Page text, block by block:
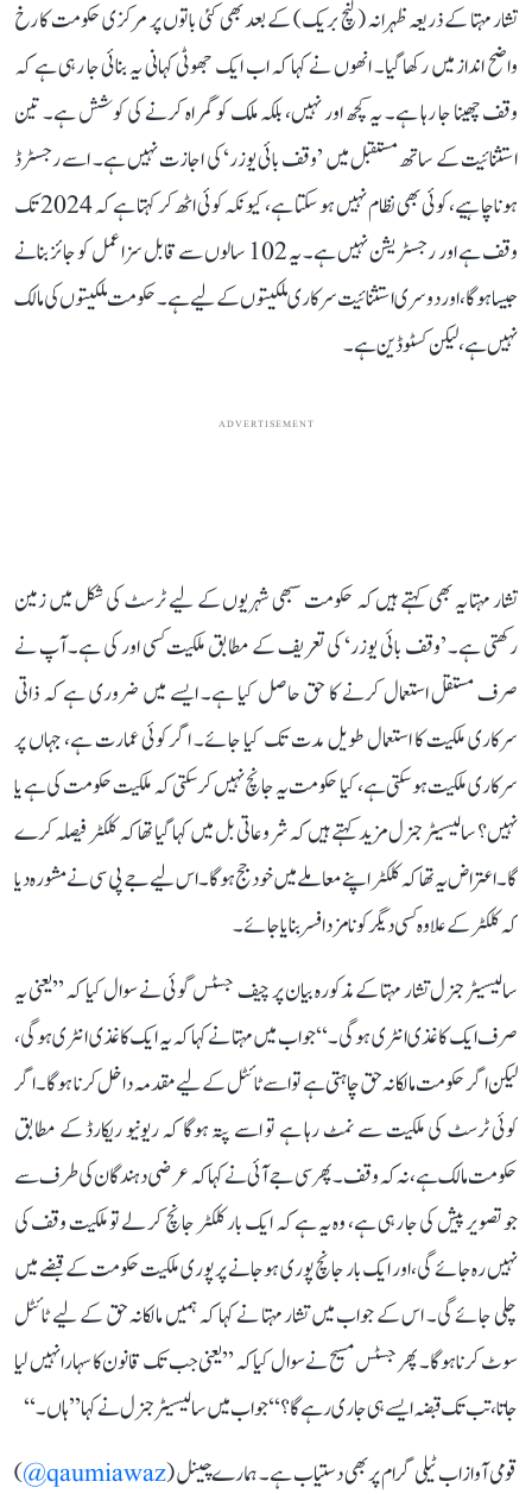
تشار مہتا کے ذریعہ ظہرانہ (لنچ بریک) کے بعد بھی کئی باتوں پر مرکزی حکومت کا رخ
واضح انداز میں رکھا گیا۔ انھوں نے کہا کہ اب ایک جھوٹی کہانی یہ بنائی جا رہی ہے کہ
وقف چھینا جا رہا ہے۔ یہ کچھ اور نہیں، بلکہ ملک کو گمراہ کرنے کی کوشش ہے۔ تین
استثنائیت کے ساتھ مستقبل میں ’وقف بائی یوزر‘ کی اجازت نہیں ہے۔ اسے رجسٹرڈ
ہونا چاہیے، کوئی بھی نظام نہیں ہو سکتا ہے، کیونکہ کوئی اٹھ کر کہتا ہے کہ 2024 تک
وقف ہے اور رجسٹریشن نہیں ہے۔ یہ 102 سالوں سے قابل سزا عمل کو جائز بنانے
جیسا ہوگا، اور دوسری استثنائیت سرکاری ملکیتوں کے لیے ہے۔ حکومت ملکیتوں کی مالک
نہیں ہے، لیکن کسٹوڈین ہے۔
ADVERTISEMENT
تشار مہتا یہ بھی کہتے ہیں کہ حکومت سبھی شہریوں کے لیے ٹرسٹ کی شکل میں زمین
رکھتی ہے۔ ’وقف بائی یوزر‘ کی تعریف کے مطابق ملکیت کسی اور کی ہے۔ آپ نے
صرف مستقل استعمال کرنے کا حق حاصل کیا ہے۔ ایسے میں ضروری ہے کہ ذاتی
سرکاری ملکیت کا استعمال طویل مدت تک کیا جائے۔ اگر کوئی عمارت ہے، جہاں پر
سرکاری ملکیت ہو سکتی ہے، کیا حکومت یہ جانچ نہیں کر سکتی کہ ملکیت حکومت کی ہے یا
نہیں؟ سالیسیٹر جنرل مزید کہتے ہیں کہ شروعاتی بل میں کہا گیا تھا کہ کلکٹر فیصلہ کرے
گا۔ اعتراض یہ تھا کہ کلکٹر اپنے معاملے میں خود جج ہوگا۔ اس لیے جے پی سی نے مشورہ دیا
کہ کلکٹر کے علاوہ کسی دیگر کو نامزد افسر بنایا جائے۔
سالیسیٹر جنرل تشار مہتا کے مذکورہ بیان پر چیف جسٹس گوئی نے سوال کیا کہ ’’یعنی یہ
صرف ایک کاغذی انٹری ہوگی۔‘‘ جواب میں مہتا نے کہا کہ یہ ایک کاغذی انٹری ہوگی،
لیکن اگر حکومت مالکانہ حق چاہتی ہے تو اسے ٹائٹل کے لیے مقدمہ داخل کرنا ہوگا۔ اگر
کوئی ٹرسٹ کی ملکیت سے نمٹ رہا ہے تو اسے پتہ ہوگا کہ ریونیو ریکارڈ کے مطابق
حکومت مالک ہے، نہ کہ وقف۔ پھر سی جے آئی نے کہا کہ عرضی دہندگان کی طرف سے
جو تصویر پیش کی جا رہی ہے، وہ یہ ہے کہ ایک بار کلکٹر جانچ کر لے تو ملکیت وقف کی
نہیں رہ جائے گی، اور ایک بار جانچ پوری ہو جانے پر پوری ملکیت حکومت کے قبضے میں
چلی جائے گی۔ اس کے جواب میں تشار مہتا نے کہا کہ ہمیں مالکانہ حق کے لیے ٹائٹل
سوٹ کرنا ہوگا۔ پھر جسٹس مسیح نے سوال کیا کہ ’’یعنی جب تک قانون کا سہارا نہیں لیا
جاتا، تب تک قبضہ ایسے ہی جاری رہے گا؟‘‘ جواب میں سالیسیٹر جنرل نے کہا ’’ہاں۔‘‘
قومی آواز اب ٹیلی گرام پر بھی دستیاب ہے۔ ہمارے چینل (qaumiawaz@
)